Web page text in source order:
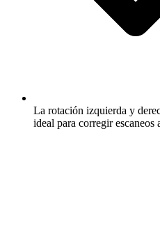
La rotación izquierda y
ideal para corregir escaneos